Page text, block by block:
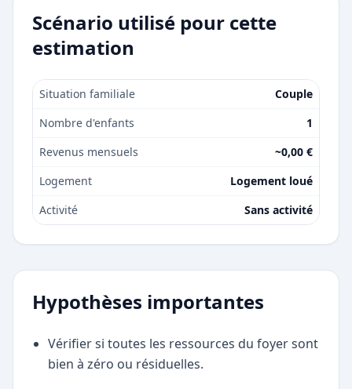
Scénario utilisé pour cette
estimation
Situation familiale
Couple
Nombre d'enfants
1
Revenus mensuels
~0,00 €
Logement
Logement loué
Activité
Sans activité
Hypothèses importantes
Vérifier si toutes les ressources du foyer sont
bien à zéro ou résiduelles.